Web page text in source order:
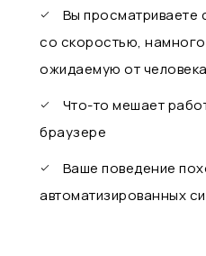
Вы просматриваете
со скоростью,
ожидаемую от человека
Что-то мешает
браузере
Ваше поведение
автоматизированных